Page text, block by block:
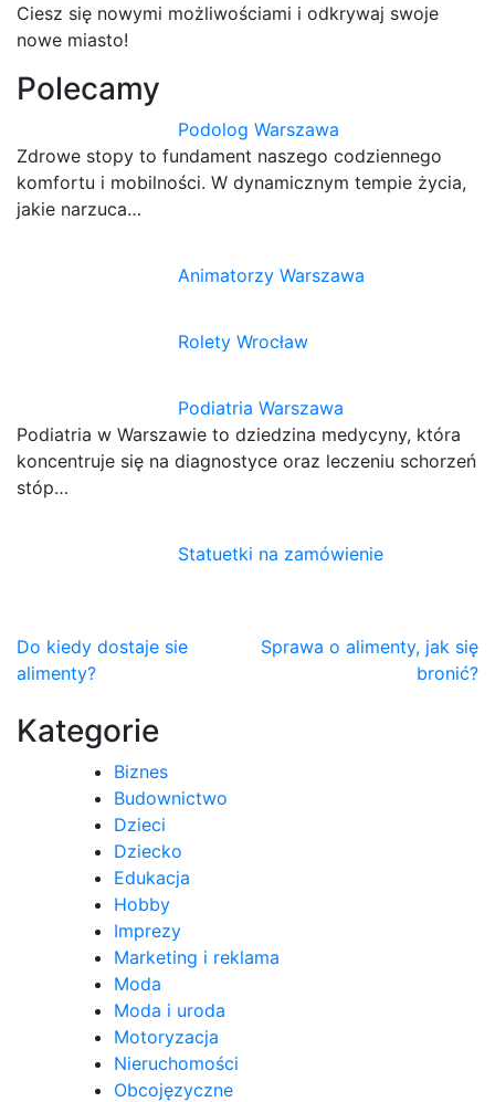
Ciesz się nowymi możliwościami i odkrywaj swoje
nowe miasto!
Polecamy
Podolog Warszawa
Zdrowe stopy to fundament naszego codziennego
komfortu i mobilności. W dynamicznym tempie życia,
jakie narzuca…
Animatorzy Warszawa
Rolety Wrocław
Podiatria Warszawa
Podiatria w Warszawie to dziedzina medycyny, która
koncentruje się na diagnostyce oraz leczeniu schorzeń
stóp…
Statuetki na zamówienie
Nawigacja
wpisu
Do kiedy dostaje sie
alimenty?
Sprawa o alimenty, jak się
bronić?
Kategorie
Biznes
Budownictwo
Dzieci
Dziecko
Edukacja
Hobby
Imprezy
Marketing i reklama
Moda
Moda i uroda
Motoryzacja
Nieruchomości
Obcojęzyczne